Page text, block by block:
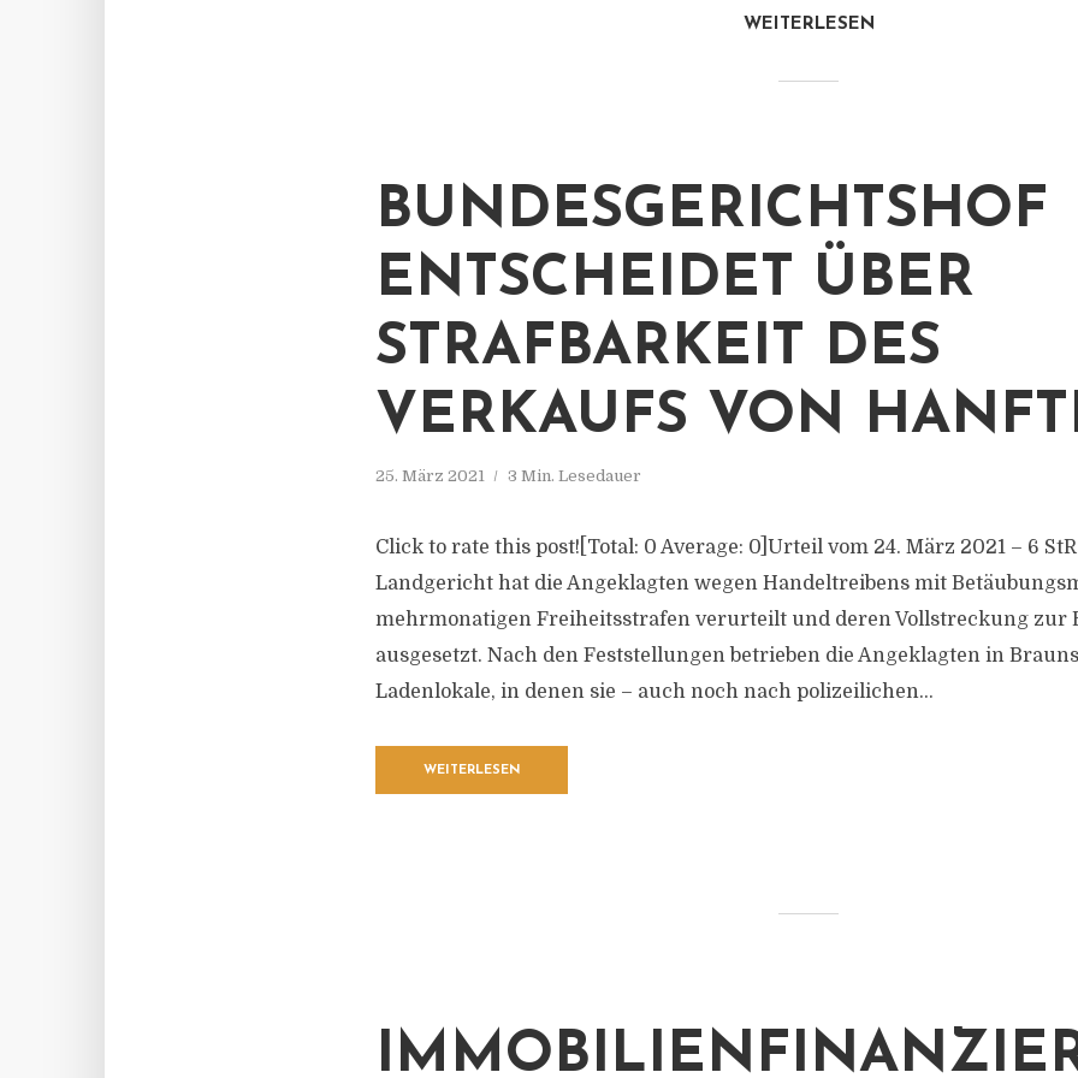
WEITERLESEN
BUNDESGERICHTSHOF
ENTSCHEIDET ÜBER
STRAFBARKEIT DES
VERKAUFS VON
25. März 2021 3 Min. Lesedauer
Click to rate this post![Total: 0 Average: 0]Urteil vom 24. März 2021 – 6
Landgericht hat die Angeklagten wegen Handeltreibens mit
mehrmonatigen Freiheitsstrafen verurteilt und deren Vollstreckung zur
ausgesetzt. Nach den Feststellungen betrieben die Angeklagten in
Ladenlokale, in denen sie – auch noch nach polizeilichen...
WEITERLESEN